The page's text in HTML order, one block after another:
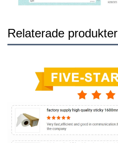
Relaterade produkter